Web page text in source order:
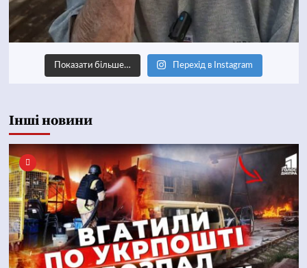
Показати більше… Перехід в Instagram
Інші новини